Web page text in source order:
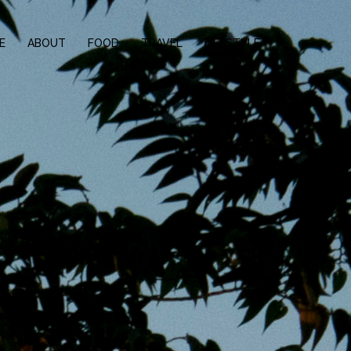
ABOUT FOOD TRAVEL LIFESTYLE